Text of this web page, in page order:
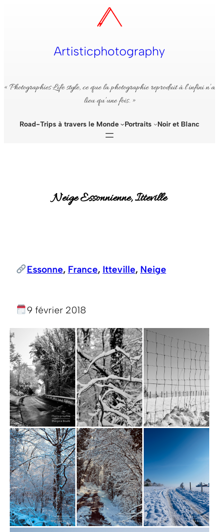
Artisticphotography
« Photographies Life style, ce que la photographie reproduit à l’infini n’a
lieu qu’une fois. »
Road-Trips à travers le Monde Portraits Noir et Blanc
Neige Essonnienne, Itteville
Essonne, France, Itteville, Neige
9 février 2018